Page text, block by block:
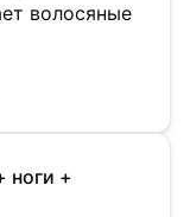
волосяные
ноги +